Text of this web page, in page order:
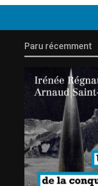
Paru récemment